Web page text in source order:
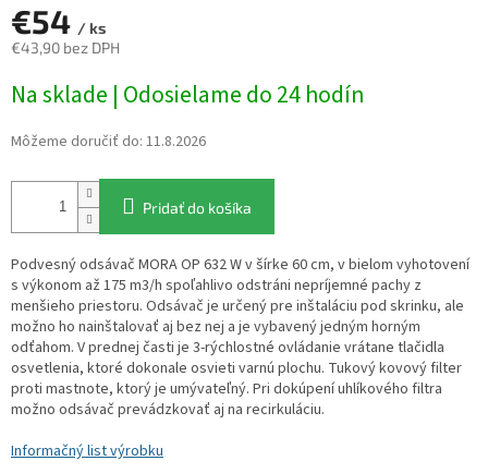
€54 / ks
€43,90 bez DPH
cena:
Na sklade | Odosielame do 24 hodín
Môžeme doručiť do: 11.8.2026
Pridať do košíka
Podvesný odsávač MORA OP 632 W v šírke 60 cm, v bielom vyhotovení
s výkonom až 175 m3/h spoľahlivo odstráni nepríjemné pachy z
menšieho priestoru. Odsávač je určený pre inštaláciu pod skrinku, ale
možno ho nainštalovať aj bez nej a je vybavený jedným horným
odťahom. V prednej časti je 3-rýchlostné ovládanie vrátane tlačidla
osvetlenia, ktoré dokonale osvieti varnú plochu. Tukový kovový filter
proti mastnote, ktorý je umývateľný. Pri dokúpení uhlíkového filtra
možno odsávač prevádzkovať aj na recirkuláciu.
Informačný list výrobku